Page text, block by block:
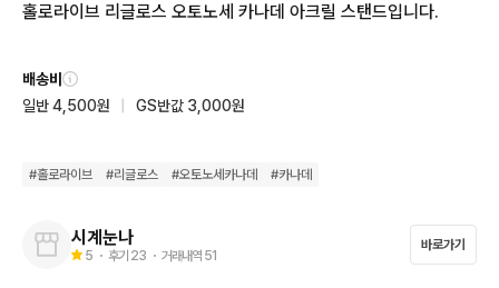
홀로라이브 리글로스 오토노세 카나데 아크릴 스탠드입니다.
배송비
일반 4,500원
GS반값 3,000원
#홀로라이브 #리글로스 #오토노세카나데 #카나데
시계눈나
5 ・ 후기 23 ・ 거래내역 51
바로가기